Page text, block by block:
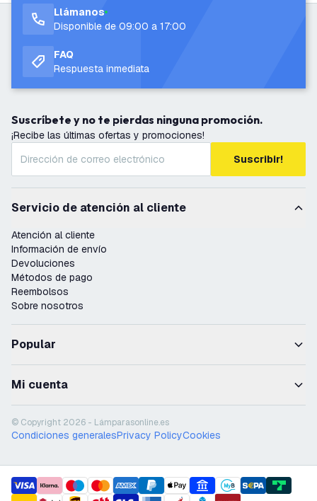
Llámanos
Disponible de 09:00 a 17:00
FAQ
Respuesta inmediata
Suscríbete y no te pierdas ninguna promoción.
¡Recibe las últimas ofertas y promociones!
Suscribir!
Servicio de atención al cliente
Atención al cliente
Información de envío
Devoluciones
Métodos de pago
Reembolsos
Sobre nosotros
Popular
Mi cuenta
© Copyright 2026 - Lámparasonline.es
Condiciones generalesPrivacy PolicyCookies
payment methods